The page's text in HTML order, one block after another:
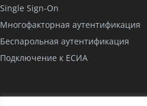
Single Sign-On
Многофакторная аутентификация
Беспарольная аутентификация
Подключение к ЕСИА